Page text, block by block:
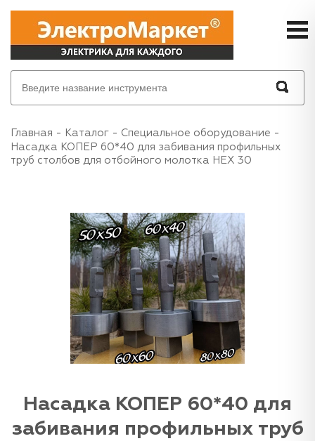
Главная Каталог
Специальное оборудование
Насадка КОПЕР 60*40 для забивания профильных
труб столбов для отбойного молотка HEX 30
Насадка КОПЕР 60*40 для
забивания профильных труб